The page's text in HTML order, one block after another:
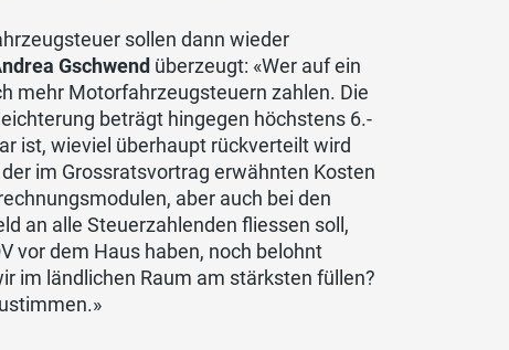
sollen dann wieder
Gschwend überzeugt: «Wer auf ein
mehr Motorfahrzeugsteuern zahlen. Die
beträgt hingegen höchstens 6.-
ist, wieviel überhaupt rückverteilt wird
im Grossratsvortrag erwähnten Kosten
aber auch bei den
an alle Steuerzahlenden fliessen soll,
vor dem Haus haben, noch belohnt
im ländlichen Raum am stärksten füllen?